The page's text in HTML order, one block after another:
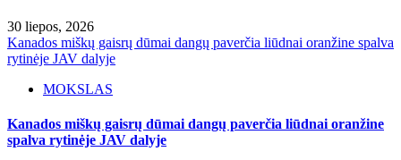
30 liepos, 2026
Kanados miškų gaisrų dūmai dangų paverčia liūdnai oranžine spalva
rytinėje JAV dalyje
MOKSLAS
Kanados miškų gaisrų dūmai dangų paverčia liūdnai oranžine
spalva rytinėje JAV dalyje